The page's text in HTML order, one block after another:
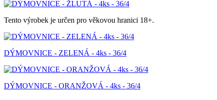
Tento výrobek je určen pro věkovou hranici 18+.
DÝMOVNICE - ZELENÁ - 4ks - 36/4
DÝMOVNICE - ORANŽOVÁ - 4ks - 36/4